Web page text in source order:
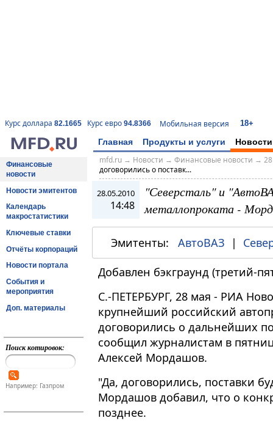
Курс доллара 82.1665 Курс евро 94.8366 Мобильная версия 18+
Главная Продукты и услуги Новости
Финансовые
новости
Новости эмитентов
Календарь
макростатистики
Ключевые ставки
Отчёты корпораций
Новости портала
События и
мероприятия
Доп. материалы
Поиск котировок:
Например: Газпром
mfd.ru→ Новости → Финансовые новости →
договорились о поставк...
28.05.2010
14:48
"Северсталь" и
металлопроката -
Эмитенты: АвтоВАЗ |
Добавлен бэкграунд (третий-
С.-ПЕТЕРБУРГ, 28 мая - РИА
крупнейший российский
договорились о дальнейших
сообщил журналистам в
Алексей Мордашов.
"Да, договорились, поставки
Мордашов добавил, что о
позднее.